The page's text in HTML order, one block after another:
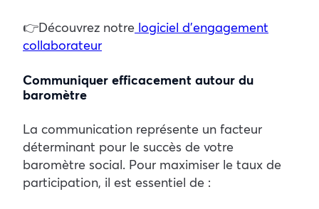
👉Découvrez notre logiciel d’engagement
collaborateur
Communiquer efficacement autour du
baromètre
La communication représente un facteur
déterminant pour le succès de votre
baromètre social. Pour maximiser le taux de
participation, il est essentiel de :